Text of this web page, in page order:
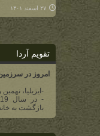
۲۷ اسفند ۱۴۰۱
تقویم آردا
امروز در
-ایزیلیا،
بازگشت به